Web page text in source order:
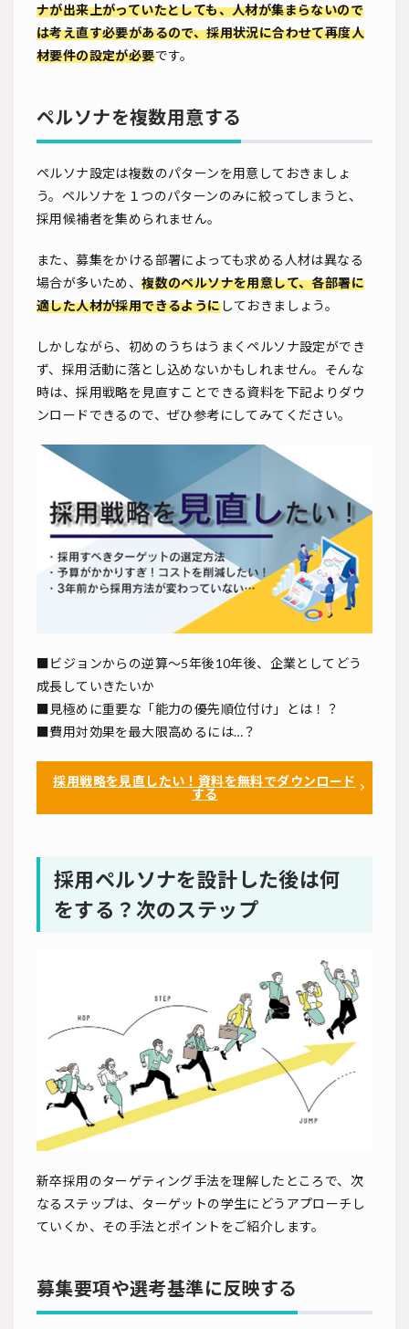
ナが出来上がっていたとしても、人材が集まらないので
は考え直す必要があるので、採用状況に合わせて再度人
材要件の設定が必要です。
ペルソナを複数用意する
ペルソナ設定は複数のパターンを用意しておきましょ
う。ペルソナを１つのパターンのみに絞ってしまうと、
採用候補者を集められません。
また、募集をかける部署によっても求める人材は異なる
場合が多いため、複数のペルソナを用意して、各部署に
適した人材が採用できるようにしておきましょう。
しかしながら、初めのうちはうまくペルソナ設定ができ
ず、採用活動に落とし込めないかもしれません。そんな
時は、採用戦略を見直すことできる資料を下記よりダウ
ンロードできるので、ぜひ参考にしてみてください。
■ビジョンからの逆算～5年後10年後、企業としてどう
成長していきたいか
■見極めに重要な「能力の優先順位付け」とは！？
■費用対効果を最大限高めるには…？
採用戦略を見直したい！資料を無料でダウンロード
する
採用ペルソナを設計した後は何
をする？次のステップ
新卒採用のターゲティング手法を理解したところで、次
なるステップは、ターゲットの学生にどうアプローチし
ていくか、その手法とポイントをご紹介します。
募集要項や選考基準に反映する